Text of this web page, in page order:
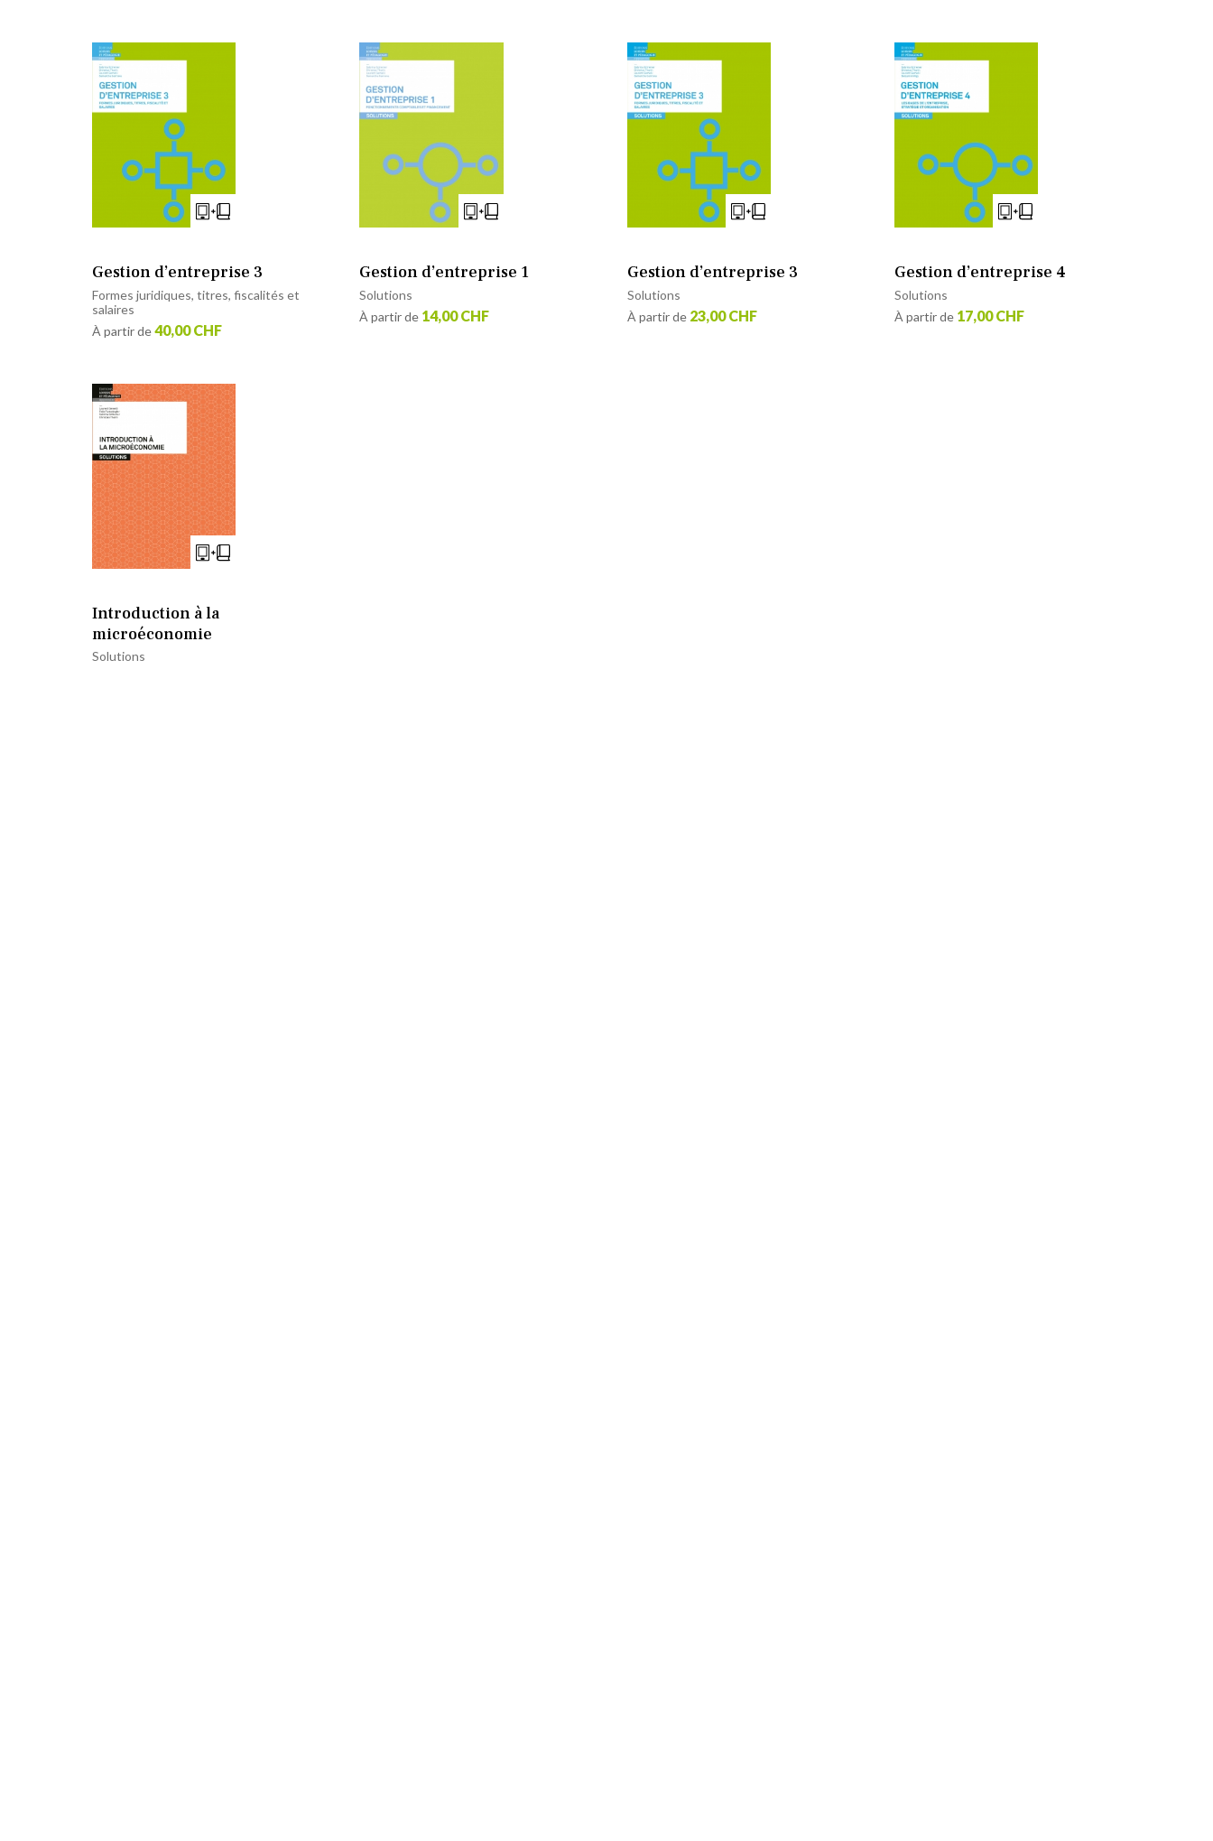
Gestion d’entreprise 3
Formes juridiques, titres, fiscalités et
salaires
À partir de40,00 CHF
Gestion d’entreprise 1
Solutions
À partir de 14,00 CHF
Gestion d’entreprise 3
Solutions
À partir de 23,00 CHF
Gestion d’entreprise 4
Solutions
À partir de 17,00 CHF
Introduction à la
microéconomie
Solutions